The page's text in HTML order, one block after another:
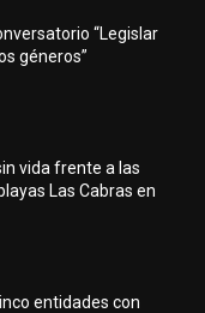
“Legislar
géneros”
vida frente a las
Las Cabras en
entidades con